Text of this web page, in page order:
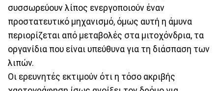
συσσωρεύουν λίπος ενεργοποιούν έναν
προστατευτικό μηχανισμό, όμως αυτή η άμυνα
περιορίζεται από μεταβολές στα μιτοχόνδρια, τα
οργανίδια που είναι υπεύθυνα για τη διάσπαση των
λιπών.
Οι ερευνητές εκτιμούν ότι η τόσο ακριβής